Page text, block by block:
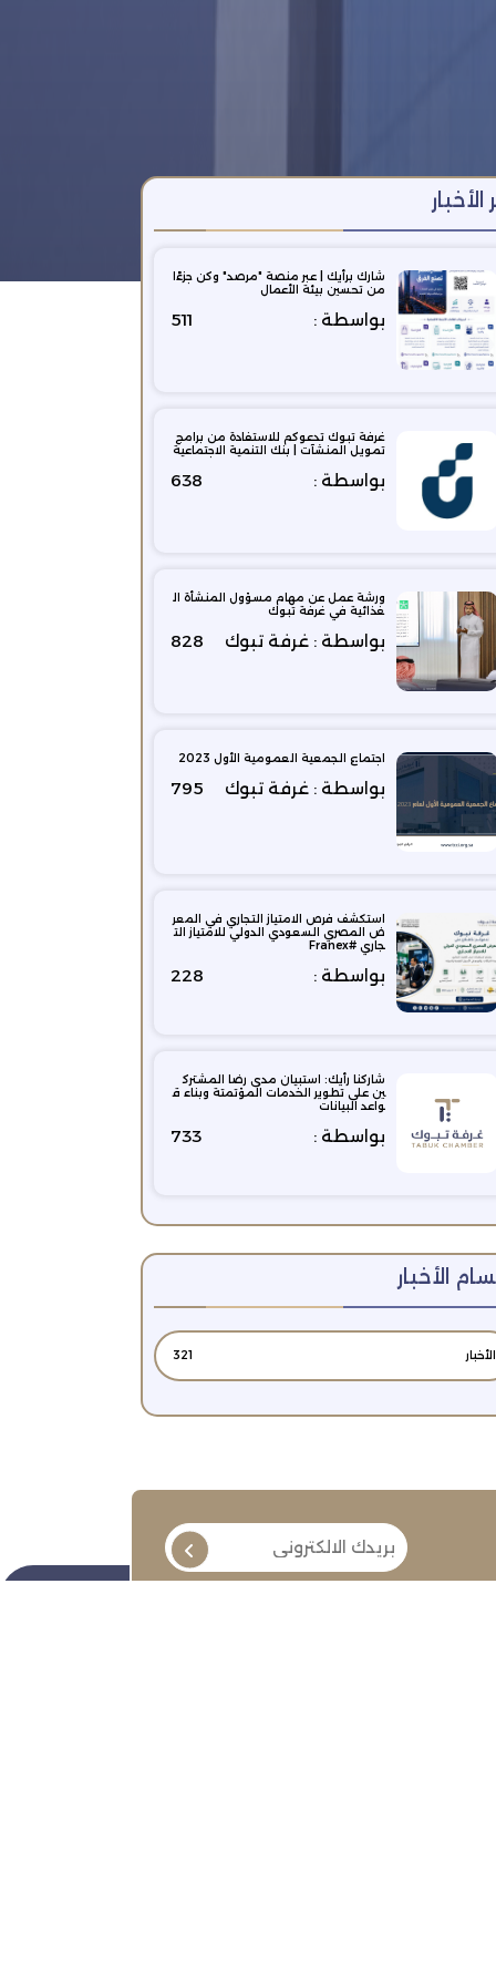
الأخبار
شارك برأيك | عبر منصة "مرصد" وكن جزءًا
من تحسين بيئة الأعمال
بواسطة : 511
غرفة تبوك تدعوكم للاستفادة من برامج
تمويل المنشآت | بنك التنمية الاجتماعية
بواسطة : 638
ورشة عمل عن مهام مسؤول المنشأة ال
غذائية في غرفة تبوك
بواسطة : غرفة تبوك 828
اجتماع الجمعية العمومية الأول 2023
بواسطة : غرفة تبوك 795
استكشف فرص الامتياز التجاري في المعر
ض المصري السعودي الدولي للامتياز الت
جاري #Franex
بواسطة : 228
شاركنا رأيك: استبيان مدى رضا المشترك
ين على تطوير الخدمات المؤتمتة وبناء ق
واعد البيانات
بواسطة : 733
الأخبار
الأخبار 321